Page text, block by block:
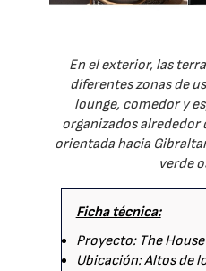
En el exterior, las
diferentes zonas de
lounge, comedor y
organizados alrededor
orientada hacia
verde
Ficha técnica:
Proyecto: The House
Ubicación: Altos de